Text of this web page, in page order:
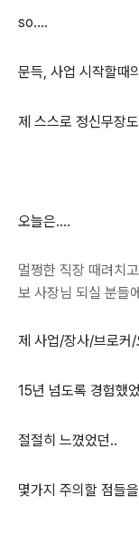
so....
문득, 사업 시작할때
제 스스로 정신무장
오늘은....
멀쩡한 직장 때려치
보 사장님 되실 분들
제 사업/장사/브로커
15년 넘도록 경험했
절절히 느꼈었던..
몇가지 주의할 점들